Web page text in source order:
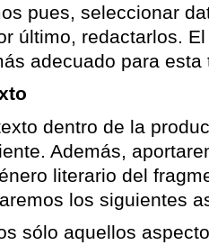
pues, seleccionar
último, redactarlos.
adecuado para
dentro de la
Además,
literario del
los siguientes
sólo aquellos